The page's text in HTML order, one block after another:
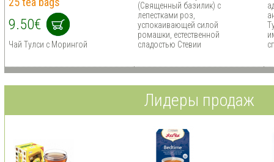
9.50€
Чай Тулси с Морингой
(Священный базилик) с
лепестками роз,
успокаивающей силой
ромашки, естественной
сладостью Стевии
Лидеры продаж